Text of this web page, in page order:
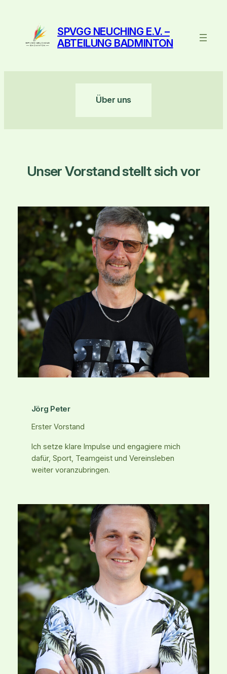
SPVGG NEUCHING E.V. –
ABTEILUNG BADMINTON
Über uns
Unser Vorstand stellt sich vor
Jörg Peter
Erster Vorstand
Ich setze klare Impulse und engagiere mich
dafür, Sport, Teamgeist und Vereinsleben
weiter voranzubringen.